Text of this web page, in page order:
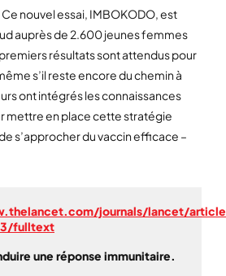
nouvel essai, IMBOKODO, est
auprès de 2.600 jeunes femmes
résultats sont attendus pour
s’il reste encore du chemin à
ont intégrés les connaissances
mettre en place cette stratégie
s’approcher du vaccin efficace –
journals/lancet/
3/fulltext
une réponse immunitaire.